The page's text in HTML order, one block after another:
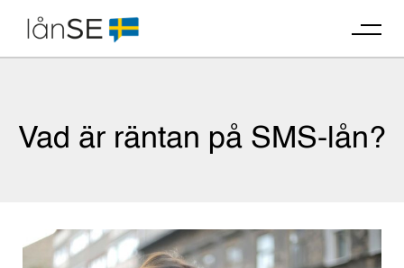
content
Vad är räntan på SMS-lån?